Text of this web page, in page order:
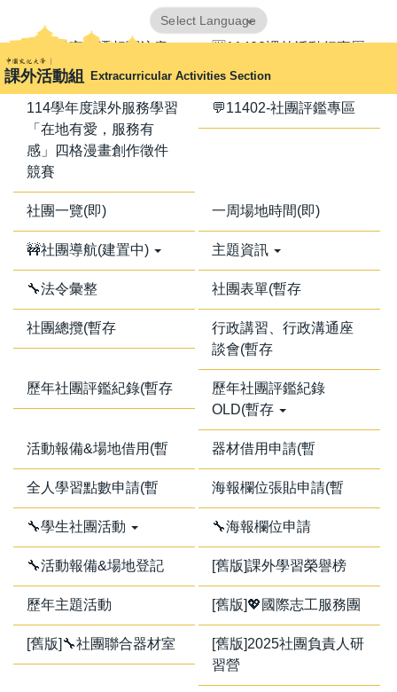
到
主
要
內
課外活動組 Extracurricular Activities Section
Translate
📢器材室搬遷相關注意
事項📢
🈺11402課外活動行事曆
114學年度課外服務學習
「在地有愛，服務有
感」四格漫畫創作徵件
競賽
💬11402-社團評鑑專區
社團一覽(即) 一周場地時間(即)
🚧社團導航(建置中) 主題資訊
🔧法令彙整 社團表單(暫存
社團總攬(暫存
行政講習、行政溝通座
談會(暫存
歷年社團評鑑紀錄(暫存
歷年社團評鑑紀錄
OLD(暫存
活動報備&場地借用(暫 器材借用申請(暫
全人學習點數申請(暫 海報欄位張貼申請(暫
🔧學生社團活動 🔧海報欄位申請
🔧活動報備&場地登記 [舊版]課外學習榮譽榜
歷年主題活動 [舊版]💖國際志工服務團
[舊版]🔧社團聯合器材室
[舊版]2025社團負責人研
習營